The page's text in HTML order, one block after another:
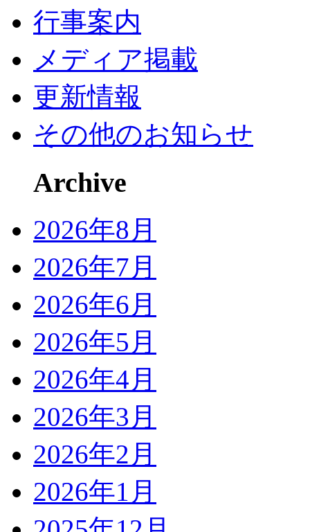
行事案内
メディア掲載
更新情報
その他のお知らせ
Archive
2026年8月
2026年7月
2026年6月
2026年5月
2026年4月
2026年3月
2026年2月
2026年1月